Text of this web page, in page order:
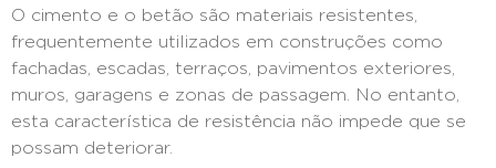
O cimento e o betão são materiais resistentes,
frequentemente utilizados em construções como
fachadas, escadas, terraços, pavimentos exteriores,
muros, garagens e zonas de passagem. No entanto,
esta característica de resistência não impede que se
possam deteriorar.